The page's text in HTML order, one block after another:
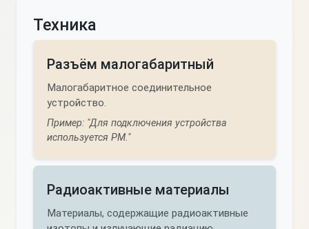
Техника
Разъём малогабаритный
Малогабаритное соединительное
устройство.
Пример: "Для подключения устройства
используется РМ."
Радиоактивные материалы
Материалы, содержащие радиоактивные